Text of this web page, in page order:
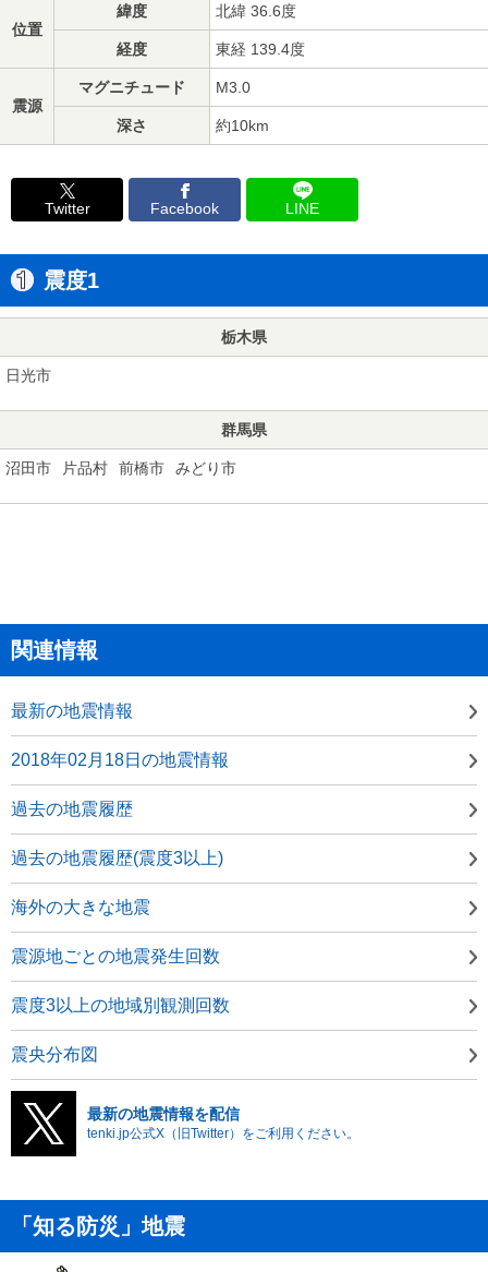
位置
緯度 北緯 36.6度
経度 東経 139.4度
震源
マグニチュード M3.0
深さ 約10km
Twitter Facebook LINE
震度1
栃木県
日光市
群馬県
沼田市 片品村 前橋市 みどり市
関連情報
最新の地震情報
2018年02月18日の地震情報
過去の地震履歴
過去の地震履歴(震度3以上)
海外の大きな地震
震源地ごとの地震発生回数
震度3以上の地域別観測回数
震央分布図
最新の地震情報を配信
tenki.jp公式X（旧Twitter）をご利用ください。
「知る防災」地震